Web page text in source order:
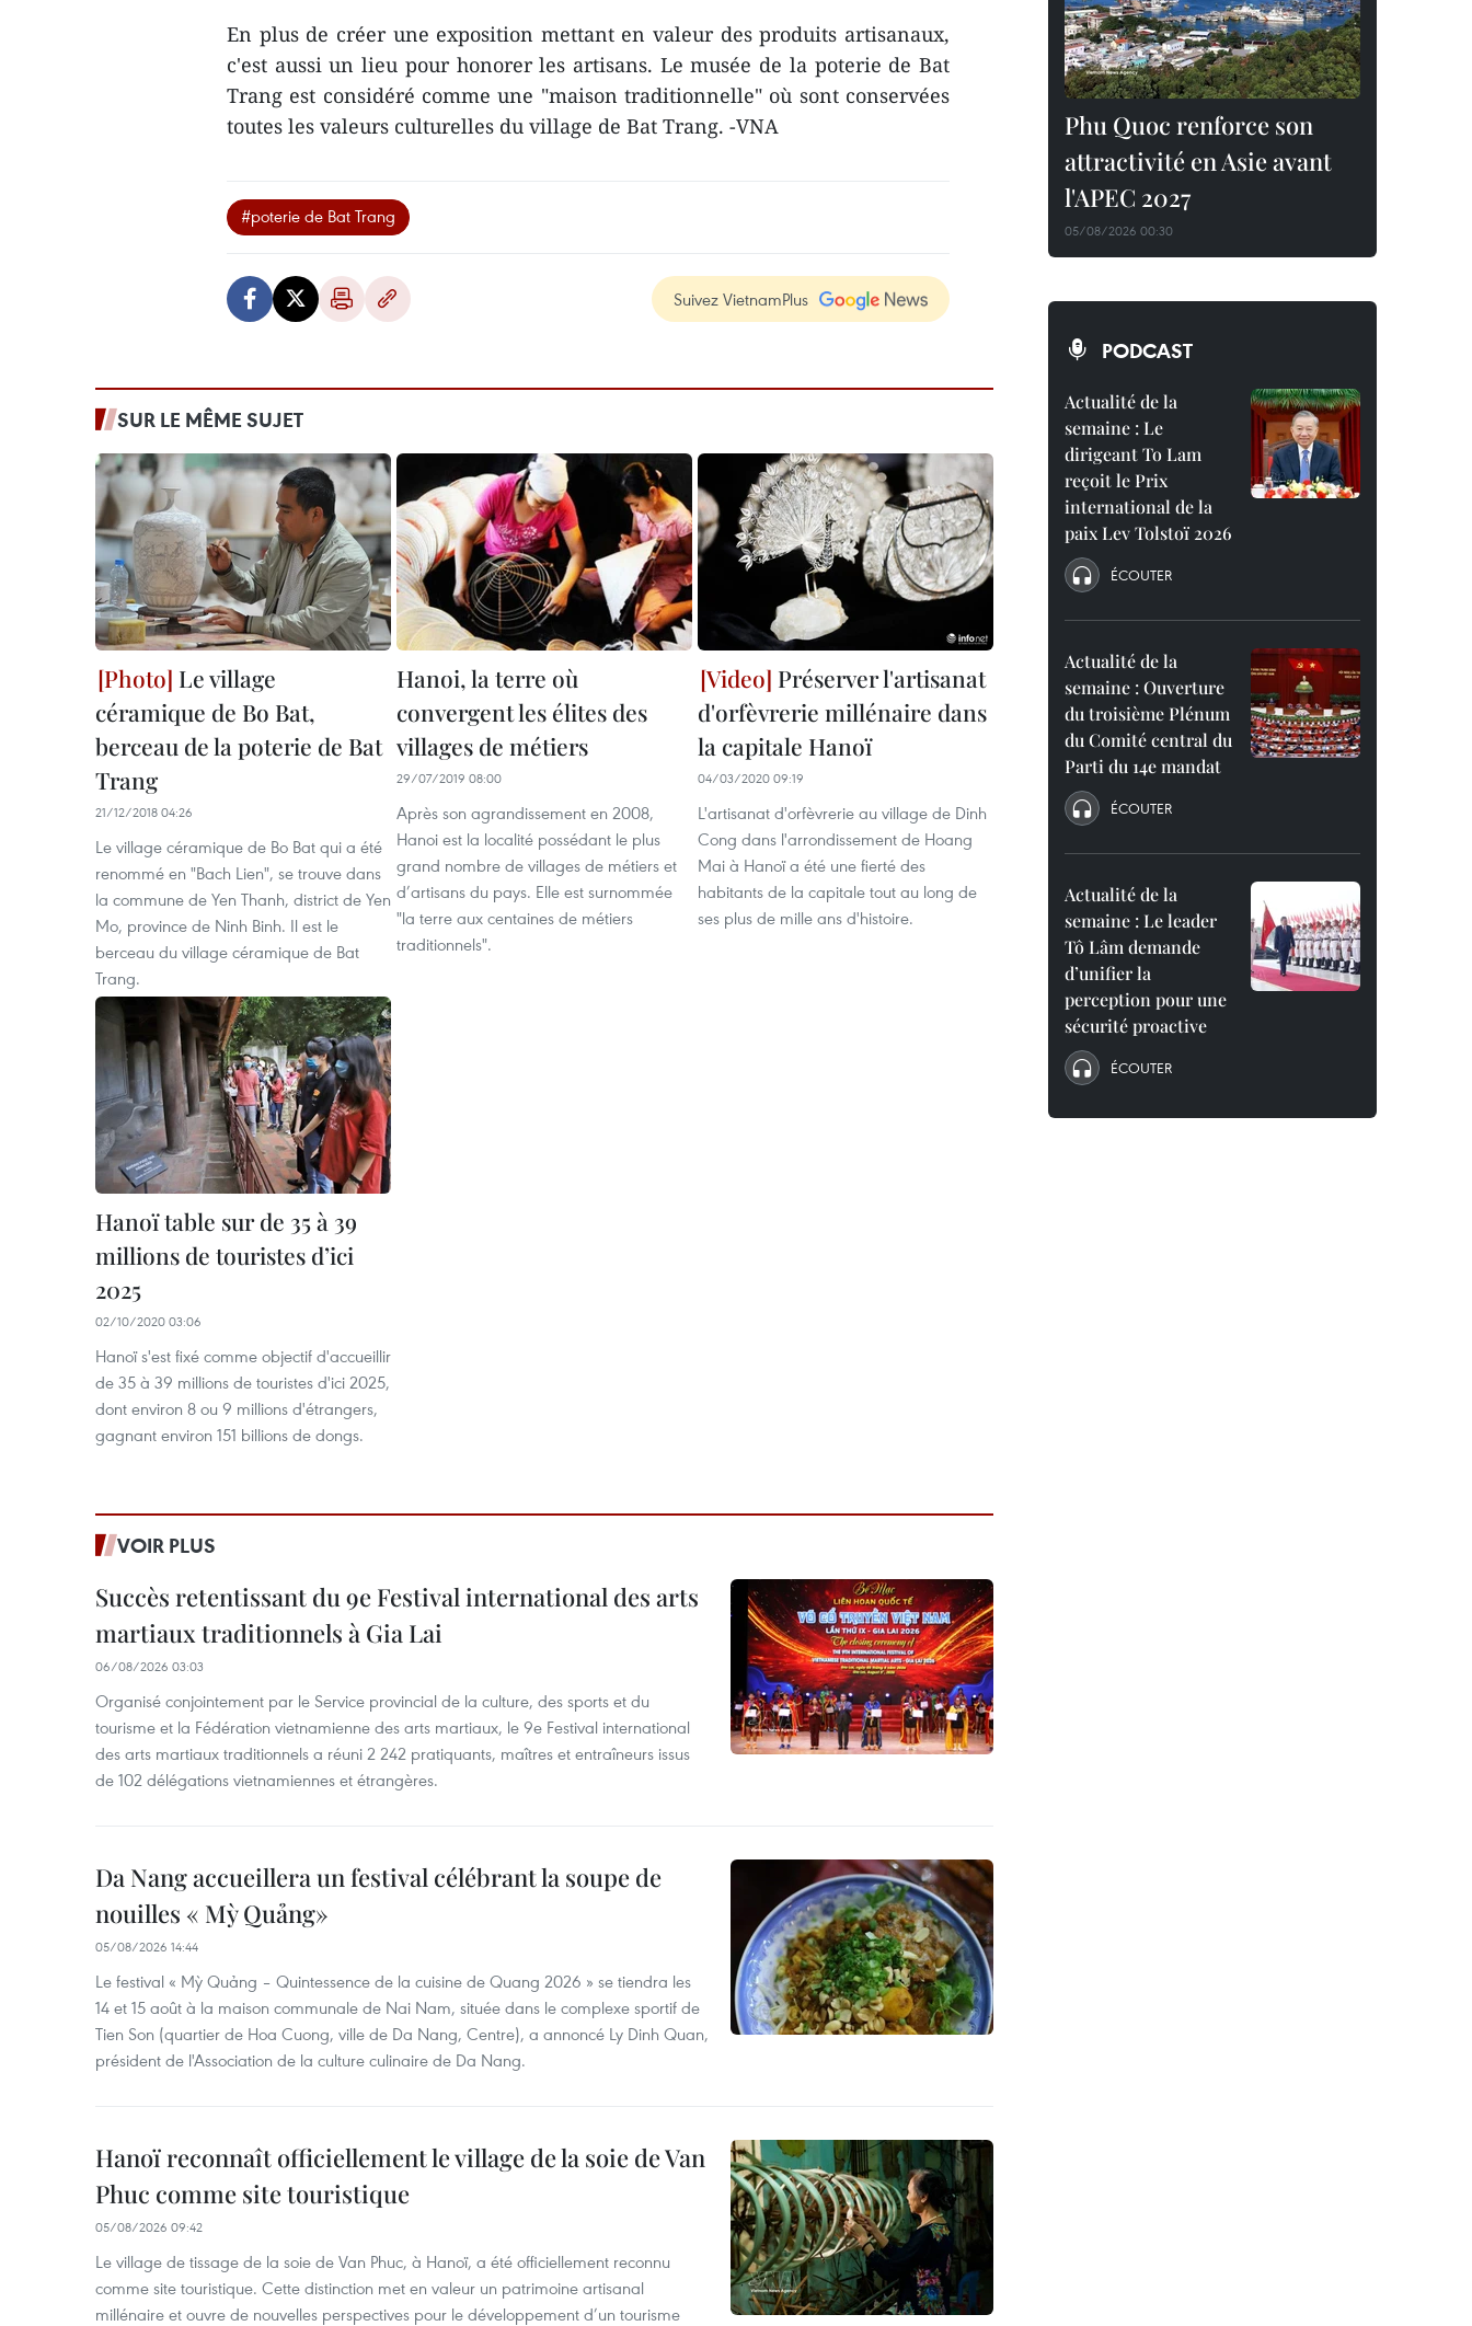
En plus de créer une exposition mettant en valeur des produits artisanaux,
c'est aussi un lieu pour honorer les artisans. Le musée de la poterie de Bat
Trang est considéré comme une "maison traditionnelle" où sont conservées
toutes les valeurs culturelles du village de Bat Trang. -VNA
#poterie de Bat Trang
Suivez VietnamPlus
SUR LE MÊME SUJET
Le village
céramique de Bo Bat,
berceau de la poterie de Bat
Trang
21/12/2018 04:26
Le village céramique de Bo Bat qui a été
renommé en "Bach Lien", se trouve dans
la commune de Yen Thanh, district de Yen
Mo, province de Ninh Binh. Il est le
berceau du village céramique de Bat
Trang.
Hanoi, la terre où
convergent les élites des
villages de métiers
29/07/2019 08:00
Après son agrandissement en 2008,
Hanoi est la localité possédant le plus
grand nombre de villages de métiers et
d’artisans du pays. Elle est surnommée
"la terre aux centaines de métiers
traditionnels".
Préserver l'artisanat
d'orfèvrerie millénaire dans
la capitale Hanoï
04/03/2020 09:19
L'artisanat d'orfèvrerie au village de Dinh
Cong dans l'arrondissement de Hoang
Mai à Hanoï a été une fierté des
habitants de la capitale tout au long de
ses plus de mille ans d'histoire.
Hanoï table sur de 35 à 39
millions de touristes d’ici
2025
02/10/2020 03:06
Hanoï s'est fixé comme objectif d'accueillir
de 35 à 39 millions de touristes d'ici 2025,
dont environ 8 ou 9 millions d'étrangers,
gagnant environ 151 billions de dongs.
VOIR PLUS
Succès retentissant du 9e Festival international des arts
martiaux traditionnels à Gia Lai
06/08/2026 03:03
Organisé conjointement par le Service provincial de la culture, des sports et du
tourisme et la Fédération vietnamienne des arts martiaux, le 9e Festival international
des arts martiaux traditionnels a réuni 2 242 pratiquants, maîtres et entraîneurs issus
de 102 délégations vietnamiennes et étrangères.
Da Nang accueillera un festival célébrant la soupe de
nouilles « Mỳ Quảng»
05/08/2026 14:44
Le festival « Mỳ Quảng – Quintessence de la cuisine de Quang 2026 » se tiendra les
14 et 15 août à la maison communale de Nai Nam, située dans le complexe sportif de
Tien Son (quartier de Hoa Cuong, ville de Da Nang, Centre), a annoncé Ly Dinh Quan,
président de l'Association de la culture culinaire de Da Nang.
Hanoï reconnaît officiellement le village de la soie de Van
Phuc comme site touristique
05/08/2026 09:42
Le village de tissage de la soie de Van Phuc, à Hanoï, a été officiellement reconnu
comme site touristique. Cette distinction met en valeur un patrimoine artisanal
millénaire et ouvre de nouvelles perspectives pour le développement d’un tourisme
Phu Quoc renforce son
attractivité en Asie avant
l'APEC 2027
05/08/2026 00:30
PODCAST
Actualité de la
semaine : Le
dirigeant To Lam
reçoit le Prix
international de la
paix Lev Tolstoï 2026
ÉCOUTER
Actualité de la
semaine : Ouverture
du troisième Plénum
du Comité central du
Parti du 14e mandat
ÉCOUTER
Actualité de la
semaine : Le leader
Tô Lâm demande
d’unifier la
perception pour une
sécurité proactive
ÉCOUTER